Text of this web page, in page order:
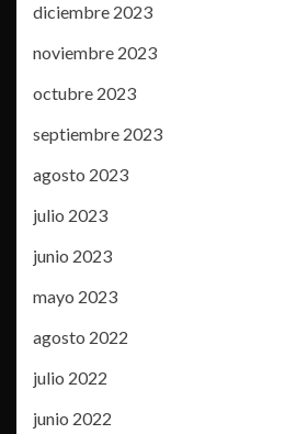
diciembre 2023
noviembre 2023
octubre 2023
septiembre 2023
agosto 2023
julio 2023
junio 2023
mayo 2023
agosto 2022
julio 2022
junio 2022